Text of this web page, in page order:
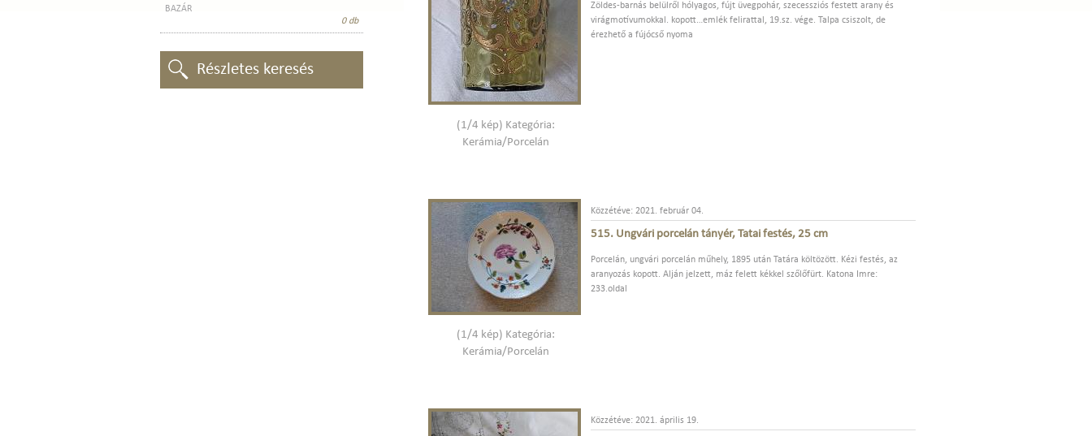
BAZÁR
0 db
Részletes keresés
(1/4 kép) Kategória:
Kerámia/Porcelán
Zöldes-barnás belülről hólyagos, fújt üvegpohár, szecessziós festett arany és
virágmotívumokkal. kopott…emlék felirattal, 19.sz. vége. Talpa csiszolt, de
érezhető a fújócső nyoma
(1/4 kép) Kategória:
Kerámia/Porcelán
Közzétéve: 2021. február 04.
515. Ungvári porcelán tányér, Tatai festés, 25 cm
Porcelán, ungvári porcelán műhely, 1895 után Tatára költözött. Kézi festés, az
aranyozás kopott. Alján jelzett, máz felett kékkel szőlőfürt. Katona Imre:
233.oldal
Közzétéve: 2021. április 19.